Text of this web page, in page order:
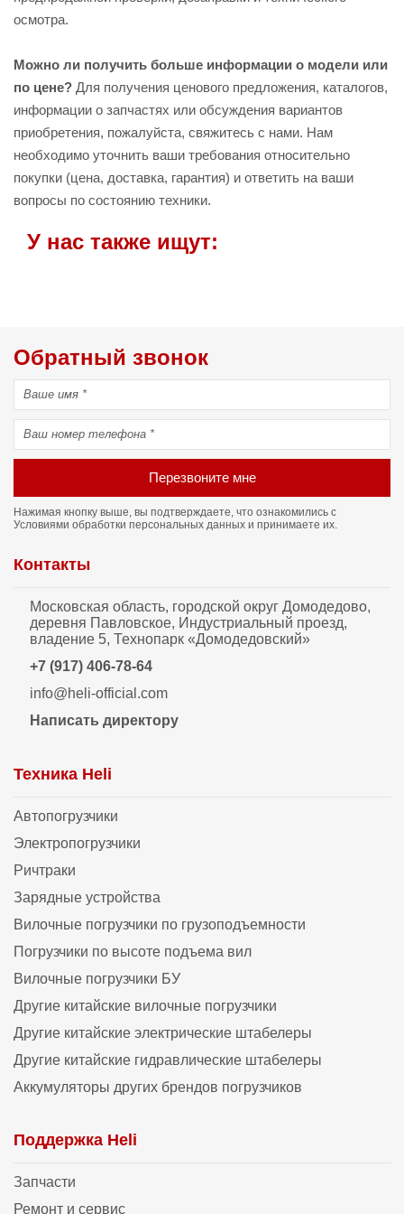
осмотра.
Можно ли получить больше информации о модели или
по цене? Для получения ценового предложения, каталогов,
информации о запчастях или обсуждения вариантов
приобретения, пожалуйста, свяжитесь с нами. Нам
необходимо уточнить ваши требования относительно
покупки (цена, доставка, гарантия) и ответить на ваши
вопросы по состоянию техники.
У нас также ищут:
Обратный звонок
Перезвоните мне
Нажимая кнопку выше, вы подтверждаете, что ознакомились с
Условиями обработки персональных данных и принимаете их.
Контакты
Московская область, городской округ Домодедово,
деревня Павловское, Индустриальный проезд,
владение 5, Технопарк «Домодедовский»
+7 (917) 406-78-64
info@heli-official.com
Написать директору
Техника Heli
Автопогрузчики
Электропогрузчики
Ричтраки
Зарядные устройства
Вилочные погрузчики по грузоподъемности
Погрузчики по высоте подъема вил
Вилочные погрузчики БУ
Другие китайские вилочные погрузчики
Другие китайские электрические штабелеры
Другие китайские гидравлические штабелеры
Аккумуляторы других брендов погрузчиков
Поддержка Heli
Запчасти
Ремонт и сервис